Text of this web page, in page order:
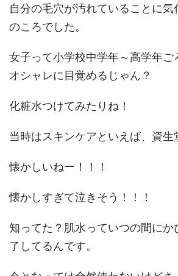
自分の毛穴が汚れていることに気
のころでした。
女子って小学校中学年～高学年ご
オシャレに目覚めるじゃん？
化粧水つけてみたりね！
当時はスキンケアといえば、資生
懐かしいねー！！！
懐かしすぎて泣きそう！！！
知ってた？肌水っていつの間にか
了してるんです。